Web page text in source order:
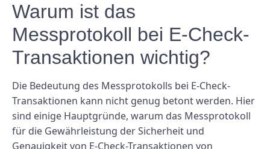
Warum ist das
Messprotokoll bei E-Check-
Transaktionen wichtig?
Die Bedeutung des Messprotokolls bei E-Check-
Transaktionen kann nicht genug betont werden. Hier
sind einige Hauptgründe, warum das Messprotokoll
für die Gewährleistung der Sicherheit und
Genauigkeit von E-Check-Transaktionen von